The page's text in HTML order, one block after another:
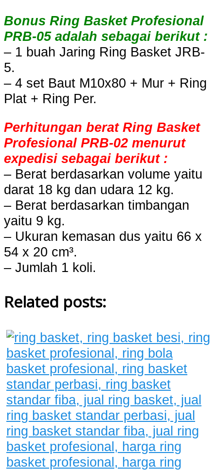
Bonus Ring Basket Profesional
PRB-05 adalah sebagai berikut :
– 1 buah Jaring Ring Basket JRB-
5.
– 4 set Baut M10x80 + Mur + Ring
Plat + Ring Per.
Perhitungan berat Ring Basket
Profesional PRB-02 menurut
expedisi sebagai berikut :
– Berat berdasarkan volume yaitu
darat 18 kg dan udara 12 kg.
– Berat berdasarkan timbangan
yaitu 9 kg.
– Ukuran kemasan dus yaitu 66 x
54 x 20 cm³.
– Jumlah 1 koli.
Related posts: